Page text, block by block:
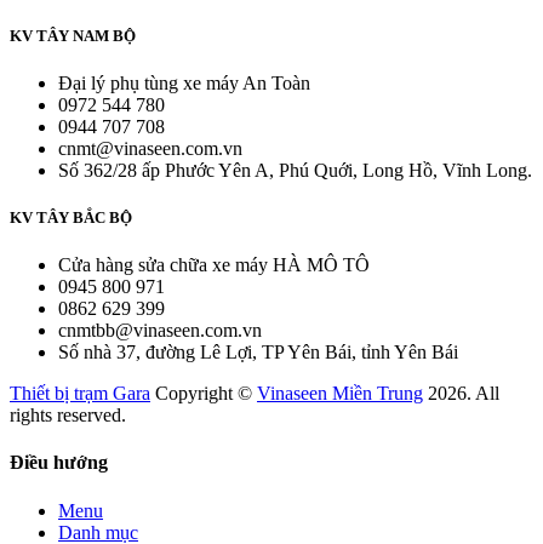
KV TÂY NAM BỘ
Đại lý phụ tùng xe máy An Toàn
0972 544 780
0944 707 708
cnmt@vinaseen.com.vn
Số 362/28 ấp Phước Yên A, Phú Quới, Long Hồ, Vĩnh Long.
KV TÂY BẮC BỘ
Cửa hàng sửa chữa xe máy HÀ MÔ TÔ
0945 800 971
0862 629 399
cnmtbb@vinaseen.com.vn
Số nhà 37, đường Lê Lợi, TP Yên Bái, tỉnh Yên Bái
Thiết bị trạm Gara Copyright © Vinaseen Miền Trung 2026. All
rights reserved.
Điều hướng
Menu
Danh mục